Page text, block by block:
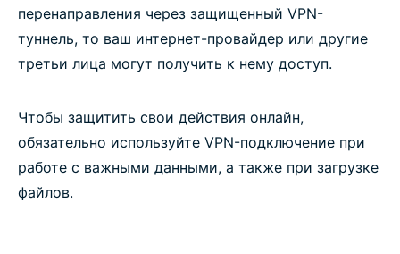
перенаправления через защищенный VPN-
туннель, то ваш интернет-провайдер или другие
третьи лица могут получить к нему доступ.
Чтобы защитить свои действия онлайн,
обязательно используйте VPN-подключение при
работе с важными данными, а также при загрузке
файлов.